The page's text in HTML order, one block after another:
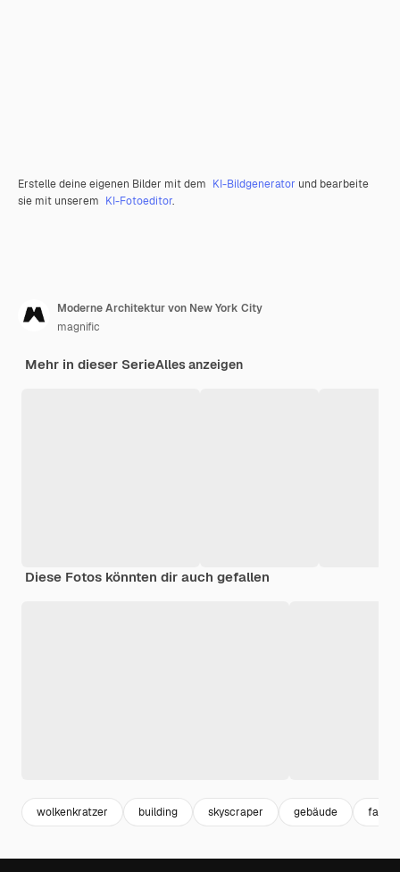
Erstelle deine eigenen Bilder mit dem KI-Bildgenerator und bearbeite
sie mit unserem KI-Fotoeditor.
Moderne Architektur von New York City
magnific
Mehr in dieser SerieAlles anzeigen
Diese Fotos könnten dir auch gefallen
wolkenkratzer building skyscraper gebäude